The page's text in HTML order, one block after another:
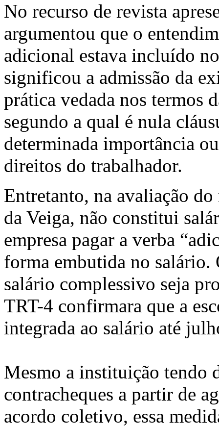
No recurso de revista
argumentou que o
adicional estava incluído
significou a admissão da
prática vedada nos termos
segundo a qual é nula
determinada importância
direitos do trabalhador.
Entretanto, na avaliação
da Veiga, não constitui
empresa pagar a verba
forma embutida no
salário complessivo seja
TRT-4 confirmara que a
integrada ao salário até
Mesmo a instituição tendo
contracheques a partir de
acordo coletivo, essa